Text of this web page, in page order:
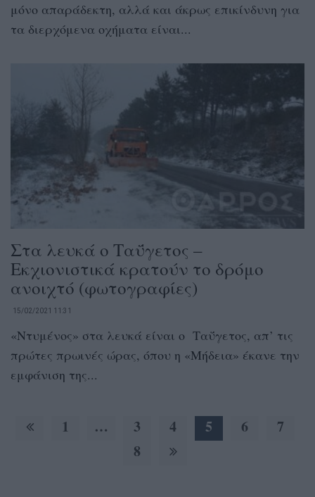
μόνο απαράδεκτη, αλλά και άκρως επικίνδυνη για
τα διερχόμενα οχήματα είναι...
Στα λευκά ο Ταΰγετος –
Εκχιονιστικά κρατούν το δρόμο
ανοιχτό (φωτογραφίες)
15/02/2021 11:31
«Ντυμένος» στα λευκά είναι ο Ταΰγετος, απ’ τις
πρώτες πρωινές ώρας, όπου η «Μήδεια» έκανε την
εμφάνιση της...
1 … 3 4 5 6
7
8